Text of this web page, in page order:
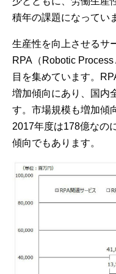
積年の課題になってい
生産性を向上させるサ
RPA（Robotic
目を集めています。
増加傾向にあり、国内
す。市場規模も増加傾
2017年度は178億なの
傾向でもあります。